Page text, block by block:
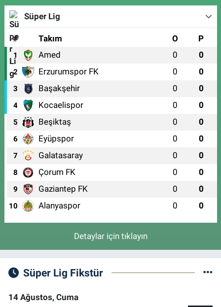
Süper Lig
# Takım O P
1 Amed 0 0
2 Erzurumspor FK 0 0
3 Başakşehir 0 0
4 Kocaelispor 0 0
5 Beşiktaş 0 0
6 Eyüpspor 0 0
7 Galatasaray 0 0
8 Çorum FK 0 0
9 Gaziantep FK 0 0
10 Alanyaspor 0 0
Detaylar için tıklayın
Süper Lig Fikstür
14 Ağustos, Cuma